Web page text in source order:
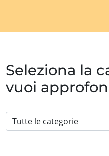
Seleziona la
vuoi